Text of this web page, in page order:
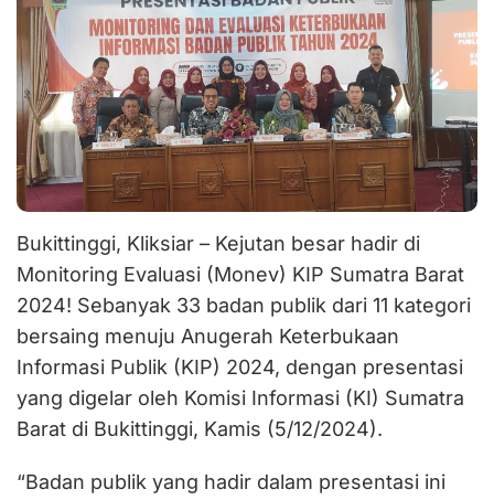
Presentasi
Bukittinggi, Kliksiar – Kejutan besar hadir di
Monitoring Evaluasi (Monev) KIP Sumatra Barat
2024! Sebanyak 33 badan publik dari 11 kategori
bersaing menuju Anugerah Keterbukaan
Informasi Publik (KIP) 2024, dengan presentasi
yang digelar oleh Komisi Informasi (KI) Sumatra
Barat di Bukittinggi, Kamis (5/12/2024).
“Badan publik yang hadir dalam presentasi ini